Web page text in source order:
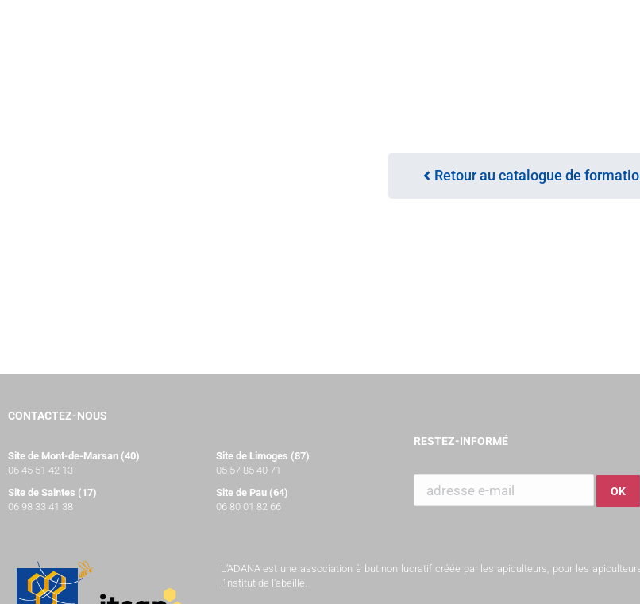
Retour au catalogue de
CONTACTEZ-NOUS
Site de Mont-de-Marsan (40)
06 45 51 42 13
Site de Saintes (17)
06 98 33 41 38
Site de Limoges (87)
05 57 85 40 71
Site de Pau (64)
06 80 01 82 66
RESTEZ-INFORMÉ
L’ADANA est une association à but non lucratif créée par les apiculteurs, pour les
l’institut de l’abeille.